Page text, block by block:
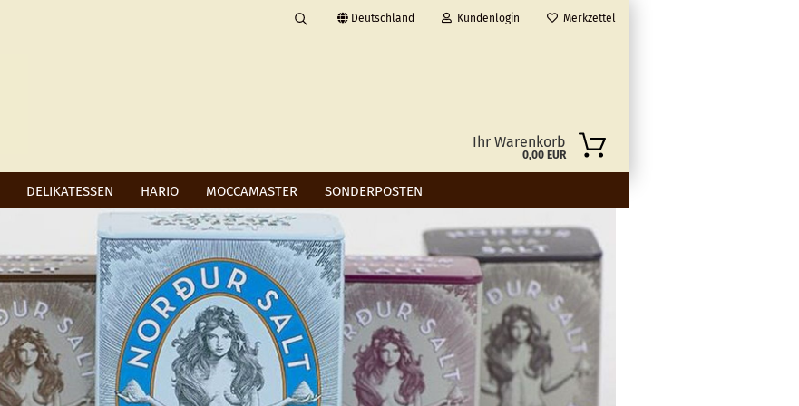
Deutschland Kundenlogin
Passwort
Konto erstellen
Passwort vergessen?
Merkzettel
Ihr Warenkorb
0,00 EUR
DELIKATESSEN HARIO MOCCAMASTER SONDERPOSTEN